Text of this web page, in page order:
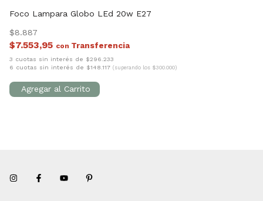
Foco Lampara Globo LEd 20w E27
$8.887
$7.553,95 con
3 cuotas sin interés de $296.233
6 cuotas sin interés de $148.117 (superando los $300.000)